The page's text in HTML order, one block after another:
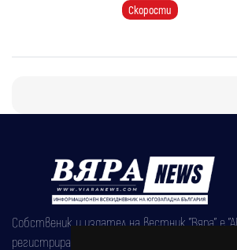
Скорости
Собственик и издател на вестник "Вяра" е
регистрирана на 08.05.2002 година.